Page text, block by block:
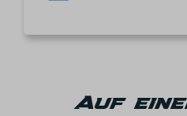
Auf